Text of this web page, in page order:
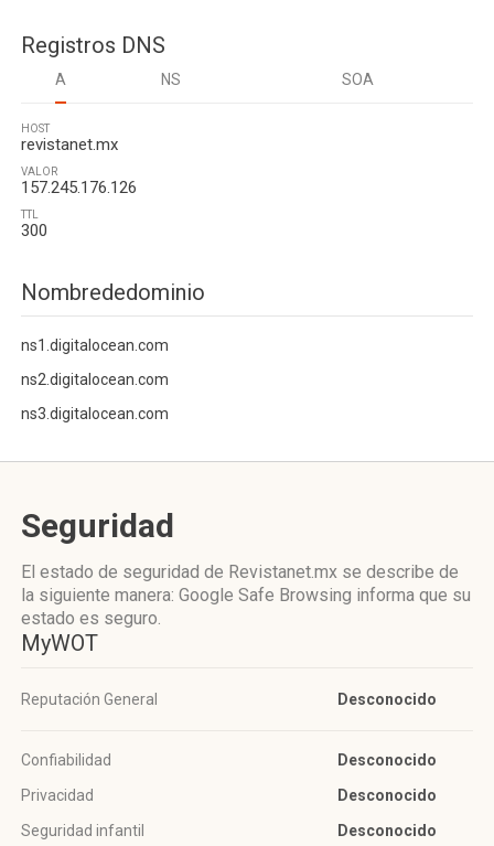
Registros DNS
A NS SOA
HOST
revistanet.mx
VALOR
157.245.176.126
TTL
300
Nombrededominio
ns1.digitalocean.com
ns2.digitalocean.com
ns3.digitalocean.com
Seguridad
El estado de seguridad de Revistanet.mx se describe de
la siguiente manera: Google Safe Browsing informa que su
estado es seguro.
MyWOT
Reputación General Desconocido
Confiabilidad
Desconocido
Privacidad
Desconocido
Seguridad infantil
Desconocido